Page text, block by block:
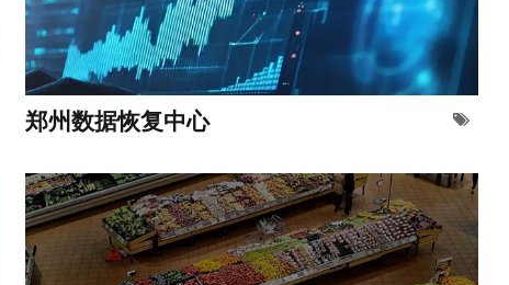
郑州数据恢复中心